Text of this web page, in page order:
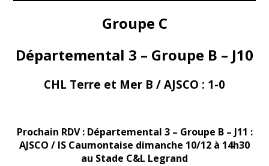
Groupe C
Départemental 3 – Groupe B – J10
CHL Terre et Mer B / AJSCO : 1-0
Prochain RDV : Départemental 3 – Groupe B – J11 :
AJSCO / IS Caumontaise dimanche 10/12 à 14h30
au Stade C&L Legrand